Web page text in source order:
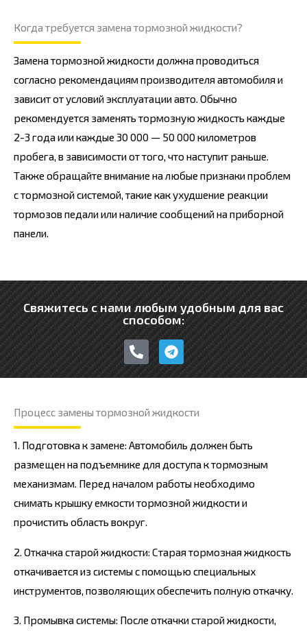
Когда требуется замена тормозной жидкости?
Замена тормозной жидкости должна проводиться
согласно рекомендациям производителя автомобиля и
зависит от условий эксплуатации авто. Обычно
рекомендуется заменять тормозную жидкость каждые
2-3 года или каждые 30 000 — 50 000 километров
пробега, в зависимости от того, что наступит раньше.
Также обращайте внимание на любые признаки проблем
с тормозной системой, такие как ухудшение реакции
тормозов педали или наличие сообщений на приборной
панели.
Свяжитесь с нами любым удобным для вас
способом:
P
o
n
a
t
e
l
a
Процесс замены тормозной жидкости
1. Подготовка к замене: Автомобиль должен быть
размещен на подъемнике для доступа к тормозным
механизмам. Перед началом работы необходимо
снимать крышку емкости тормозной жидкости и
прочистить область вокруг.
2. Откачка старой жидкости: Старая тормозная жидкость
откачивается из системы с помощью специальных
инструментов, позволяющих обеспечить полную откачку.
3. Промывка системы: После откачки старой жидкости,